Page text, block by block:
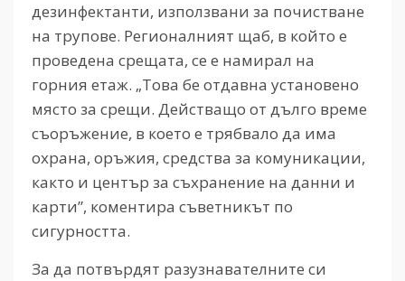
дезинфектанти, използвани за почистване
на трупове. Регионалният щаб, в който е
проведена срещата, се е намирал на
горния етаж. „Това бе отдавна установено
място за срещи. Действащо от дълго време
съоръжение, в което е трябвало да има
охрана, оръжия, средства за комуникации,
както и център за съхранение на данни и
карти”, коментира съветникът по
сигурността.
За да потвърдят разузнавателните си